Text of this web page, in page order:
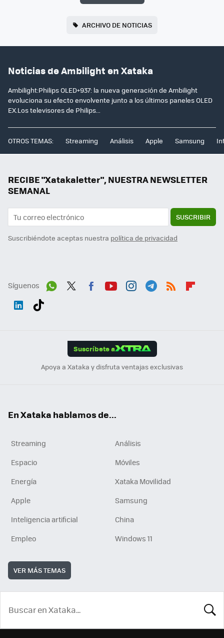
ARCHIVO DE NOTICIAS
Noticias de Ambilight en Xataka
Ambilight:Philips OLED+937: la nueva generación de Ambilight
evoluciona su efecto envolvente junto a los últimos paneles OLED
EX.Los televisores de Philips...
OTROS TEMAS: Streaming Análisis Apple Samsung
RECIBE "Xatakaletter", NUESTRA NEWSLETTER
SEMANAL
SUSCRIBIR
Suscribiéndote aceptas nuestra política de privacidad
Síguenos
Suscríbete a
Apoya a Xataka y disfruta ventajas exclusivas
En Xataka hablamos de...
Streaming
Análisis
Espacio
Móviles
Energía
Xataka Movilidad
Apple
Samsung
Inteligencia artificial
China
Empleo
Windows 11
VER MÁS TEMAS